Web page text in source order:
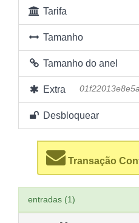
Tarifa
Tamanho
Tamanho do anel
Extra
Desbloquear
Transação
entradas (1)